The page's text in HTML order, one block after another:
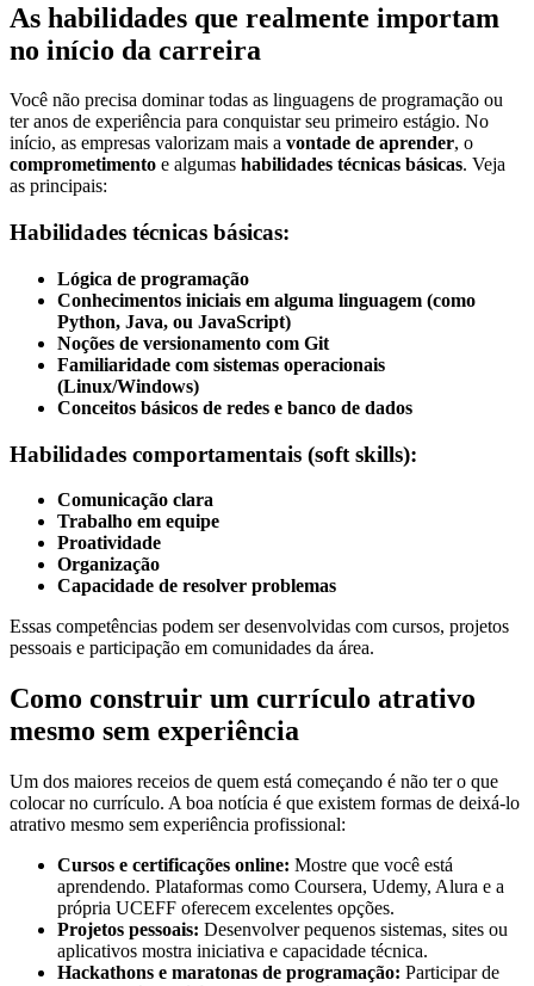
As habilidades que realmente importam
no início da carreira
Você não precisa dominar todas as linguagens de programação ou
ter anos de experiência para conquistar seu primeiro estágio. No
início, as empresas valorizam mais a vontade de aprender, o
comprometimento e algumas habilidades técnicas básicas. Veja
as principais:
Habilidades técnicas básicas:
Lógica de programação
Conhecimentos iniciais em alguma linguagem (como
Python, Java, ou JavaScript)
Noções de versionamento com Git
Familiaridade com sistemas operacionais
(Linux/Windows)
Conceitos básicos de redes e banco de dados
Habilidades comportamentais (soft skills):
Comunicação clara
Trabalho em equipe
Proatividade
Organização
Capacidade de resolver problemas
Essas competências podem ser desenvolvidas com cursos, projetos
pessoais e participação em comunidades da área.
Como construir um currículo atrativo
mesmo sem experiência
Um dos maiores receios de quem está começando é não ter o que
colocar no currículo. A boa notícia é que existem formas de deixá-lo
atrativo mesmo sem experiência profissional:
Cursos e certificações online: Mostre que você está
aprendendo. Plataformas como Coursera, Udemy, Alura e a
própria UCEFF oferecem excelentes opções.
Projetos pessoais: Desenvolver pequenos sistemas, sites ou
aplicativos mostra iniciativa e capacidade técnica.
Hackathons e maratonas de programação: Participar de